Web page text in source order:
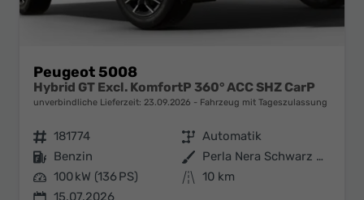
Peugeot 5008
Hybrid GT Excl. KomfortP 360° ACC SHZ CarP
unverbindliche Lieferzeit: 23.09.2026 Fahrzeug mit Tageszulassung
Fahrzeugnr. 181774 Getriebe Automatik
Kraftstoff Benzin Außenfarbe
Perla Nera Schwarz Metallic
Leistung 100 kW (136 PS) Kilometerstand 10 km
15.07.2026